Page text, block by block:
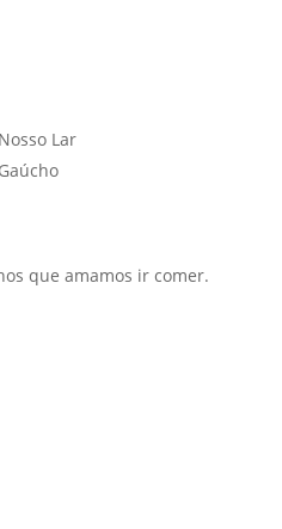
Lar
que amamos ir comer.